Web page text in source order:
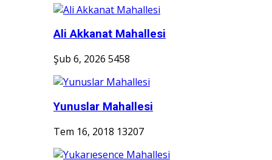
Ali Akkanat Mahallesi
Şub 6, 2026 5458
Yunuslar Mahallesi
Tem 16, 2018 13207